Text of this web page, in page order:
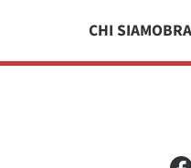
CHI SIAMO